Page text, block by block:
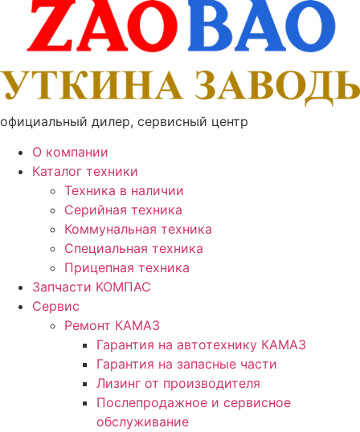
Перейти
содержимому
официальный дилер, сервисный центр
О компании
Каталог техники
Техника в наличии
Серийная техника
Коммунальная техника
Специальная техника
Прицепная техника
Запчасти КОМПАС
Сервис
Ремонт КАМАЗ
Гарантия на автотехнику КАМАЗ
Гарантия на запасные части
Лизинг от производителя
Послепродажное и сервисное
обслуживание